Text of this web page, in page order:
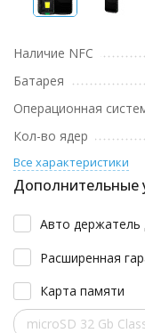
Наличие NFC
Батарея
Операционная
Кол-во ядер
Все характеристики
Дополнительные
Авто держатель
Расширенная
Карта памяти
microSD 32 Gb